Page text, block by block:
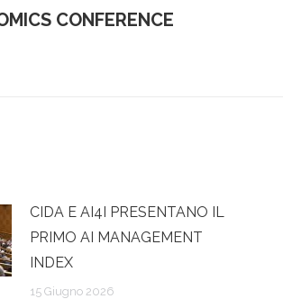
CONFERENCE
CIDA E AI4I PRESENTANO IL
PRIMO AI MANAGEMENT
INDEX
15 Giugno 2026